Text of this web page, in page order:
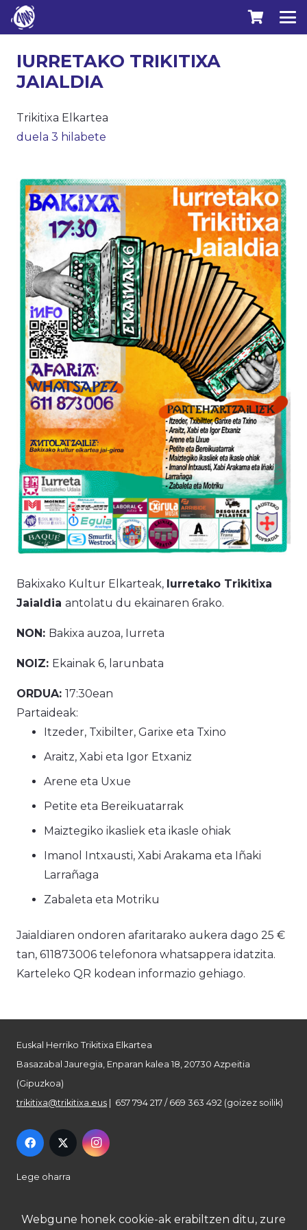
IURRETAKO TRIKITIXA
JAIALDIA
Trikitixa Elkartea
duela 3 hilabete
Bakixako Kultur Elkarteak, Iurretako Trikitixa
Jaialdia antolatu du ekainaren 6rako.
NON: Bakixa auzoa, Iurreta
NOIZ: Ekainak 6, larunbata
ORDUA: 17:30ean
Partaideak:
Itzeder, Txibilter, Garixe eta Txino
Araitz, Xabi eta Igor Etxaniz
Arene eta Uxue
Petite eta Bereikuatarrak
Maiztegiko ikasliek eta ikasle ohiak
Imanol Intxausti, Xabi Arakama eta Iñaki
Larrañaga
Zabaleta eta Motriku
Jaialdiaren ondoren afaritarako aukera dago 25 €
tan, 611873006 telefonora whatsappera idatzita.
Karteleko QR kodean informazio gehiago.
Euskal Herriko Trikitixa Elkartea
Basazabal Jauregia, Enparan kalea 18, 20730 Azpeitia
(Gipuzkoa)
trikitixa@trikitixa.eus | 657 794 217 / 669 363 492 (goizez soilik)
Lege oharra
Pribatutasun politika
Webgune honek cookie-ak erabiltzen ditu, zure